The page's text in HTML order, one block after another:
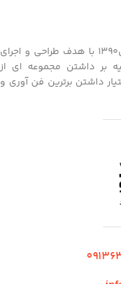
شرکت مهندسی برتر رها فعالیت خود را از سال1390 با هدف طراحی و اجرای
بر داشتن مجموعه ای از
داشتن برترین فن آوری و